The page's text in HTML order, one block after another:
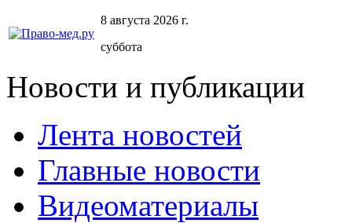
8 августа 2026 г.
суббота
Новости и публикации
Лента новостей
Главные новости
Видеоматериалы